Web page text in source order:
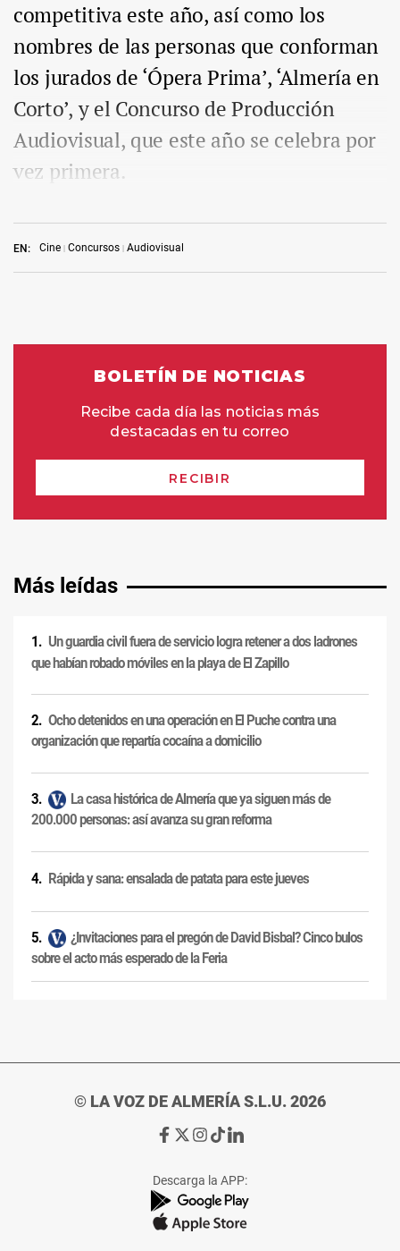
EN: Cine Concursos Audiovisual
competitiva este año, así como los
nombres de las personas que conforman
los jurados de ‘Ópera Prima’, ‘Almería en
Corto’, y el Concurso de Producción
Audiovisual, que este año se celebra por
vez primera.
Más leídas
Un guardia civil fuera de servicio logra retener a dos ladrones
que habían robado móviles en la playa de El Zapillo
Ocho detenidos en una operación en El Puche contra una
organización que repartía cocaína a domicilio
La casa histórica de Almería que ya siguen más de
200.000 personas: así avanza su gran reforma
Rápida y sana: ensalada de patata para este jueves
¿Invitaciones para el pregón de David Bisbal? Cinco bulos
sobre el acto más esperado de la Feria
© LA VOZ DE ALMERÍA S.L.U. 2026
Ir
de
La
Voz
Ir
de
La
Voz
Ir
de
La
Voz
Ir
de
La
Voz
Ir
de
La
Voz
Descarga la APP: